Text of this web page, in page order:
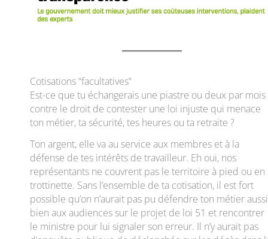
Cotisations “facultatives”
Est-ce que tu échangerais une piastre ou deux par mois
contre le droit de contester une loi injuste qui menace
ton métier, ta sécurité, tes heures ou ta retraite ?
Ton argent, elle va au service aux membres et à la
défense de tes intérêts de travailleur. Eh oui, nos
représentants ne couvrent pas le territoire à pied ou en
trottinette. Sans l’ensemble de ta cotisation, il est fort
possible qu’on n’aurait pas pu défendre ton métier aussi
bien aux audiences sur le projet de loi 51 et rencontrer
le ministre pour lui signaler son erreur. Il n’y aurait pas